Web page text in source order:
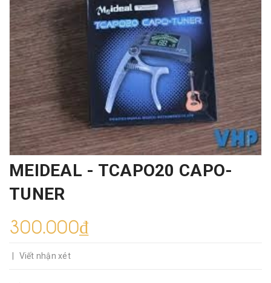
MEIDEAL - TCAPO20 CAPO-
TUNER
300.000₫
Viết nhận xét